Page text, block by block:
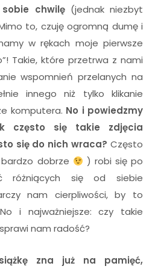
chwilę (jednak niezbyt
to, czuję ogromną dumę i
w rękach moje pierwsze
Takie, które przetrwa z nami
wspomnień przelanych na
innego niż tylko klikanie
komputera. No i powiedzmy
często się takie zdjęcia
się do nich wraca? Często
dobrze
) robi się po
różniących się od siebie
nam cierpliwości, by to
i najważniejsze: czy takie
nam radość?
zna już na pamięć,